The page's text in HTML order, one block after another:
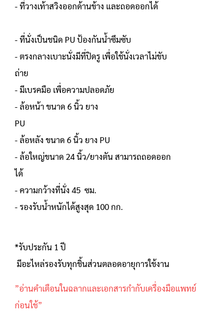
- ที่วางเท้าสวิงออกด้านข้าง และถอดออกได้
- ที่นั่งเป็นชนิด PU ป้องกันน้ำซึมซับ
- ตรงกลางเบาะนั่งมีที่ปิดรู เพื่อใช้นั่งเวลาไม่ขับ
ถ่าย
- มีเบรคมือ เพื่อความปลอดภัย
- ล้อหน้า ขนาด 6 นิ้ว ยาง
PU
- ล้อหลัง ขนาด 6 นิ้ว ยาง PU
- ล้อใหญ่ขนาด 24 นิ้ว/ยางตัน สามารถถอดออก
ได้
- ความกว้างที่นั่ง 45 ซม.
- รองรับน้ำหนักได้สูงสุด 100 กก.
*รับประกัน 1 ปี
มีอะไหล่รองรับทุกชิ้นส่วนตลอดอายุการใช้งาน
”อ่านคำเตือนในฉลากและเอกสารกำกับเครื่องมือแพทย์
ก่อนใช้”